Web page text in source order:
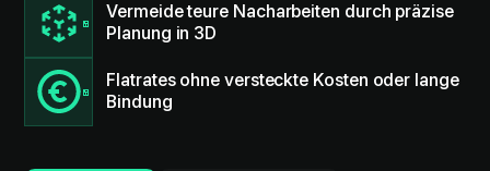
Vermeide teure Nacharbeiten durch präzise
Planung in 3D
Flatrates ohne versteckte Kosten oder lange
Bindung